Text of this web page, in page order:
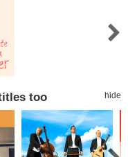
too hide